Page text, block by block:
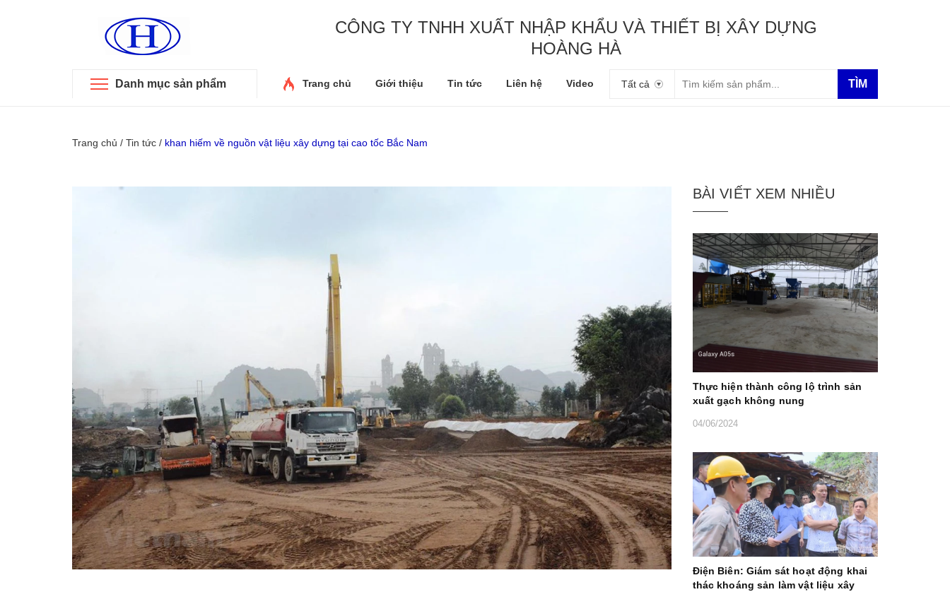
CÔNG TY TNHH XUẤT NHẬP KHẨU VÀ THIẾT BỊ XÂY DỰNG
HOÀNG HÀ
Danh mục sản phẩm Trang chủ Giới thiệu Tin tức Liên hệ Video Tất cả TÌM
Trang chủ / Tin tức / khan hiếm về nguồn vật liệu xây dựng tại cao tốc Bắc Nam
BÀI VIẾT XEM NHIỀU
Thực hiện thành công lộ trình sản
xuất gạch không nung
04/06/2024
Điện Biên: Giám sát hoạt động khai
thác khoáng sản làm vật liệu xây